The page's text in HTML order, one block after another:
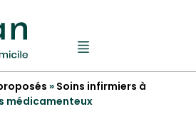
» Soins infirmiers à
médicamenteux